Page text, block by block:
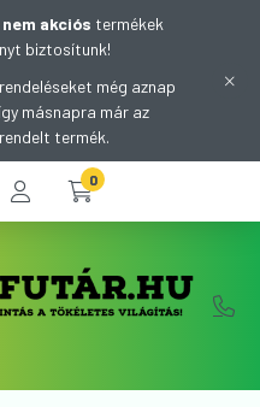
nem akciós termékek
biztosítunk!
még aznap
másnapra már az
termék.
0